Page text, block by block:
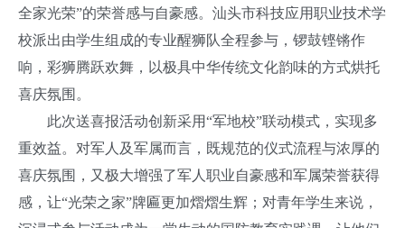
全家光荣”的荣誉感与自豪感。汕头市科技应用职业技术学
校派出由学生组成的专业醒狮队全程参与，锣鼓铿锵作
响，彩狮腾跃欢舞，以极具中华传统文化韵味的方式烘托
喜庆氛围。
此次送喜报活动创新采用“军地校”联动模式，实现多
重效益。对军人及军属而言，既规范的仪式流程与浓厚的
喜庆氛围，又极大增强了军人职业自豪感和军属荣誉获得
感，让“光荣之家”牌匾更加熠熠生辉；对青年学生来说，